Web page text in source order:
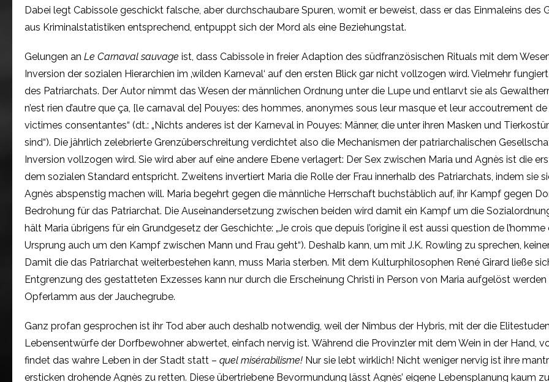
Dabei legt Cabissole geschickt falsche, aber durchschaubare Spuren, womit er beweist, dass er das Einmaleins des
aus Kriminalstatistiken entsprechend, entpuppt sich der Mord als eine Beziehungstat.
Gelungen an Le Carnaval sauvage ist, dass Cabissole in freier Adaption des südfranzösischen Rituals mit dem
Inversion der sozialen Hierarchien im ‚wilden Karneval‘ auf den ersten Blick gar nicht vollzogen wird. Vielmehr
des Patriarchats. Der Autor nimmt das Wesen der männlichen Ordnung unter die Lupe und entlarvt sie als
n’est rien d’autre que ça, [le carnaval de] Pouyes: des hommes, anonymes sous leur masque et leur accoutrement
victimes consentantes“ (dt.: „Nichts anderes ist der Karneval in Pouyes: Männer, die unter ihren Masken und
sind“). Die jährlich zelebrierte Grenzüberschreitung verdichtet also die Mechanismen der patriarchalischen
Inversion vollzogen wird. Sie wird aber auf eine andere Ebene verlagert: Der Sex zwischen Maria und Agnès ist die
dem sozialen Standard entspricht. Zweitens invertiert Maria die Rolle der Frau innerhalb des Patriarchats, indem sie
Agnès abspenstig machen will. Maria begehrt gegen die männliche Herrschaft buchstäblich auf, ihr Kampf gegen
Bedrohung für das Patriarchat. Die Auseinandersetzung zwischen beiden wird damit ein Kampf um die
hält Maria übrigens für ein Grundgesetz der Geschichte: „Je crois que depuis l’origine il est aussi question de
Ursprung auch um den Kampf zwischen Mann und Frau geht“). Deshalb kann, um mit J.K. Rowling zu sprechen,
Damit die das Patriarchat weiterbestehen kann, muss Maria sterben. Mit dem Kulturphilosophen René Girard ließe
Entgrenzung des gestatteten Exzesses kann nur durch die Erscheinung Christi in Person von Maria aufgelöst
Opferlamm aus der Jauchegrube.
Ganz profan gesprochen ist ihr Tod aber auch deshalb notwendig, weil der Nimbus der Hybris, mit der die
Lebensentwürfe der Dorfbewohner abwertet, einfach nervig ist. Während die Provinzler mit dem Wein in der Hand,
findet das wahre Leben in der Stadt statt – quel misérabilisme! Nur sie lebt wirklich! Nicht weniger nervig ist ihre
ersticken drohende Agnès zu retten. Diese übertriebene Bevormundung lässt Agnès’ eigene Lebensplanung kaum